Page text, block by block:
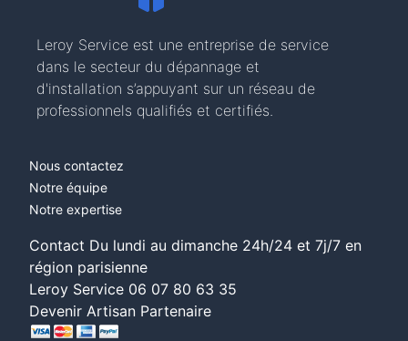
Leroy Service est une entreprise de service
dans le secteur du dépannage et
d'installation s’appuyant sur un réseau de
professionnels qualifiés et certifiés.
Nous contactez
Notre équipe
Notre expertise
Contact Du lundi au dimanche 24h/24 et 7j/7 en
région parisienne
Leroy Service 06 07 80 63 35
Devenir Artisan Partenaire